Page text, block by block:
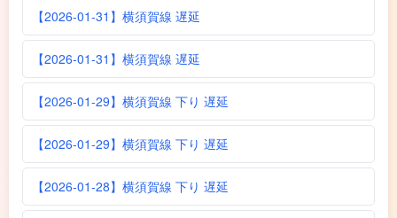
【2026-01-31】横須賀線 遅延
【2026-01-31】横須賀線 遅延
【2026-01-29】横須賀線 下り 遅延
【2026-01-29】横須賀線 下り 遅延
【2026-01-28】横須賀線 下り 遅延